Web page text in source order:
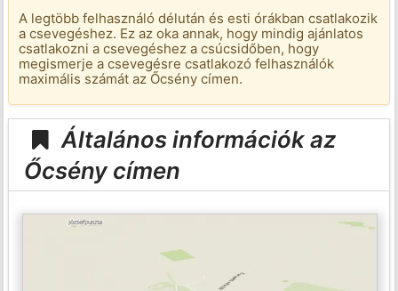
A legtöbb felhasználó délután és esti órákban csatlakozik
a csevegéshez. Ez az oka annak, hogy mindig ajánlatos
csatlakozni a csevegéshez a csúcsidőben, hogy
megismerje a csevegésre csatlakozó felhasználók
maximális számát az Őcsény címen.
Általános információk az
Őcsény címen